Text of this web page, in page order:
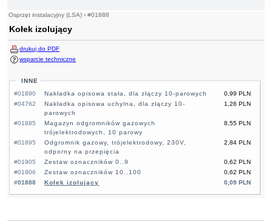
Osprzęt instalacyjny (LSA) ›#01888
Kołek izolujący
drukuj do PDF
wsparcie techniczne
INNE
#01890
0,99 PLN
Nakładka opisowa stała, dla złączy 10-parowych
#04762
1,26 PLN
Nakładka opisowa uchylna, dla złączy 10-
parowych
#01885
8,55 PLN
Magazyn odgromników gazowych
trójelektrodowych, 10 parowy
#01895
2,84 PLN
Odgromnik gazowy, trójelektrodowy, 230V,
odporny na przepięcia
#01905
0,62 PLN
Zestaw oznaczników 0..9
#01906
0,62 PLN
Zestaw oznaczników 10..100
#01888
0,09 PLN
Kołek izolujący